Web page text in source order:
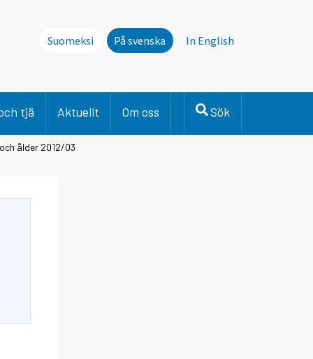
Suomeksi På svenska In English
tjä Aktuellt Om oss Sök
ålder 2012/03